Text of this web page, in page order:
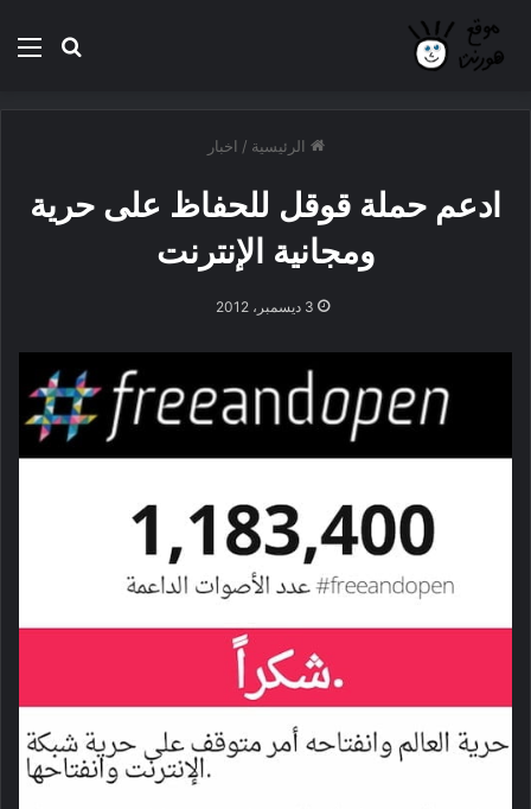
بحث
الرئيسية / اخبار
ادعم حملة قوقل للحفاظ على حرية
ومجانية الإنترنت
3 ديسمبر، 2012